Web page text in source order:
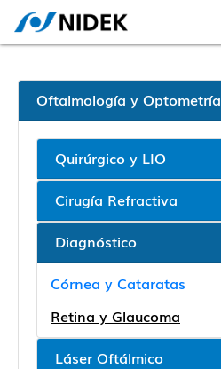
Oftalmología y Optometría
Quirúrgico y LIO
Cirugía Refractiva
Diagnóstico
Córnea y Cataratas
Retina y Glaucoma
Láser Oftálmico